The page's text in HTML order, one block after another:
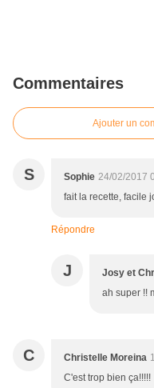
Commentaires
Ajouter un
S Sophie 24/02/2017
fait la recette, facile
Répondre
J Josy et
ah super !!
C Christelle Moreina
C'est trop bien ça!!!!!